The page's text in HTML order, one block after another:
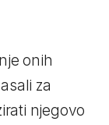
onih
za
njegovo